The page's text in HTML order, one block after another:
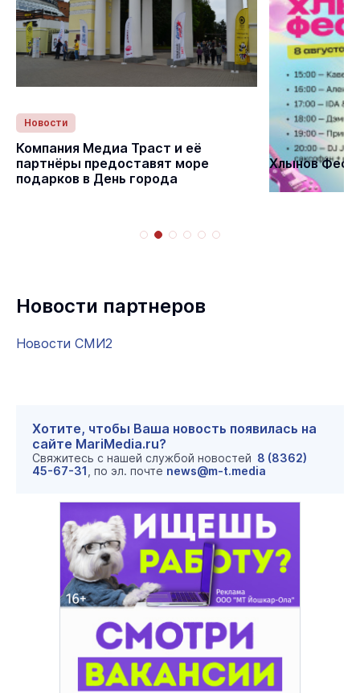
Новости
Компания Медиа Траст и её
партнёры предоставят море
подарков в День города
Статьи
Хлынов Фест
Новости партнеров
Новости СМИ2
Хотите, чтобы Ваша новость появилась на
сайте MariMedia.ru?
Свяжитесь с нашей службой новостей 8 (8362)
45-67-31 , по эл. почте news@m-t.media